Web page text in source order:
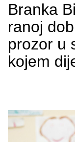
Branka
ranoj
prozor u
kojem